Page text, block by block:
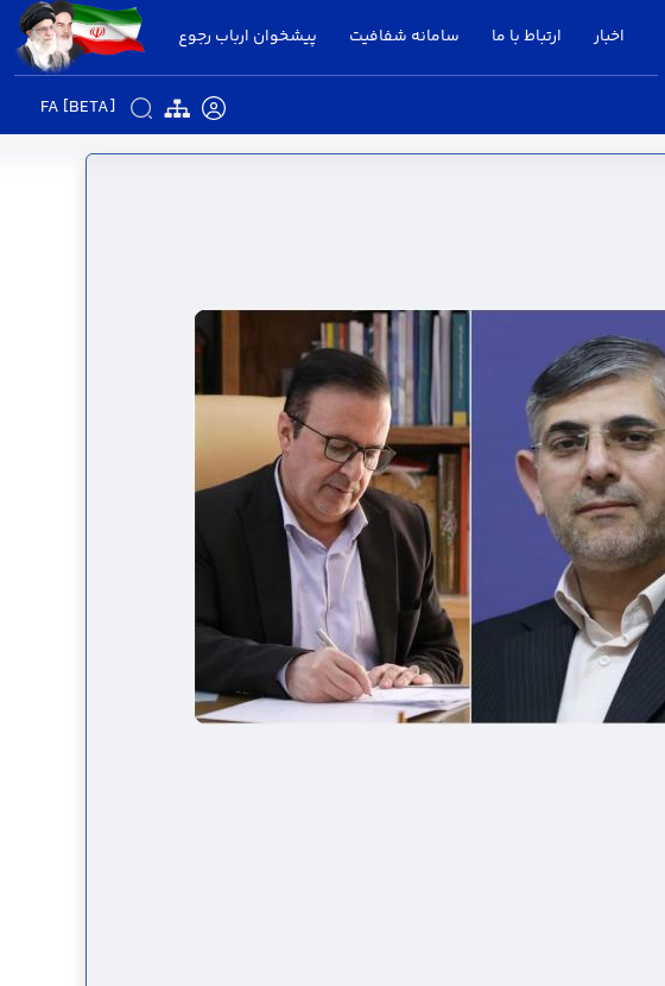
اخبار ارتباط با ما سامانه شفافیت پیشخوان ارباب رجوع
FA [BETA]